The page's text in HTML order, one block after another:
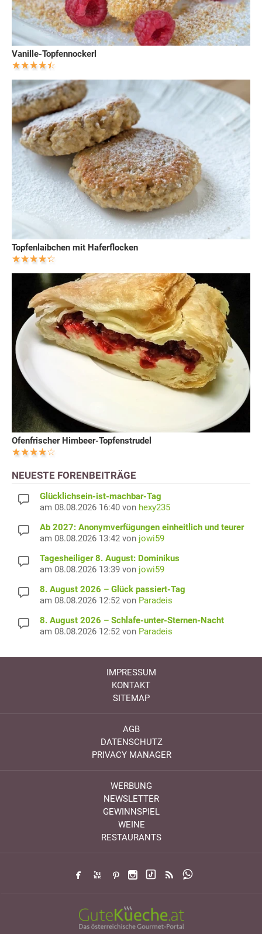
Vanille-Topfennockerl
Topfenlaibchen mit Haferflocken
Ofenfrischer Himbeer-Topfenstrudel
NEUESTE FORENBEITRÄGE
Glücklichsein-ist-machbar-Tag
am 08.08.2026 16:40 von hexy235
Ab 2027: Anonymverfügungen einheitlich und teurer
am 08.08.2026 13:42 von jowi59
Tagesheiliger 8. August: Dominikus
am 08.08.2026 13:39 von jowi59
8. August 2026 – Glück passiert-Tag
am 08.08.2026 12:52 von Paradeis
8. August 2026 – Schlafe-unter-Sternen-Nacht
am 08.08.2026 12:52 von Paradeis
IMPRESSUM
KONTAKT
SITEMAP
AGB
DATENSCHUTZ
PRIVACY MANAGER
WERBUNG
NEWSLETTER
GEWINNSPIEL
WEINE
RESTAURANTS